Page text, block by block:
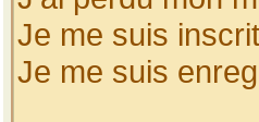
Je me suis
Je me suis